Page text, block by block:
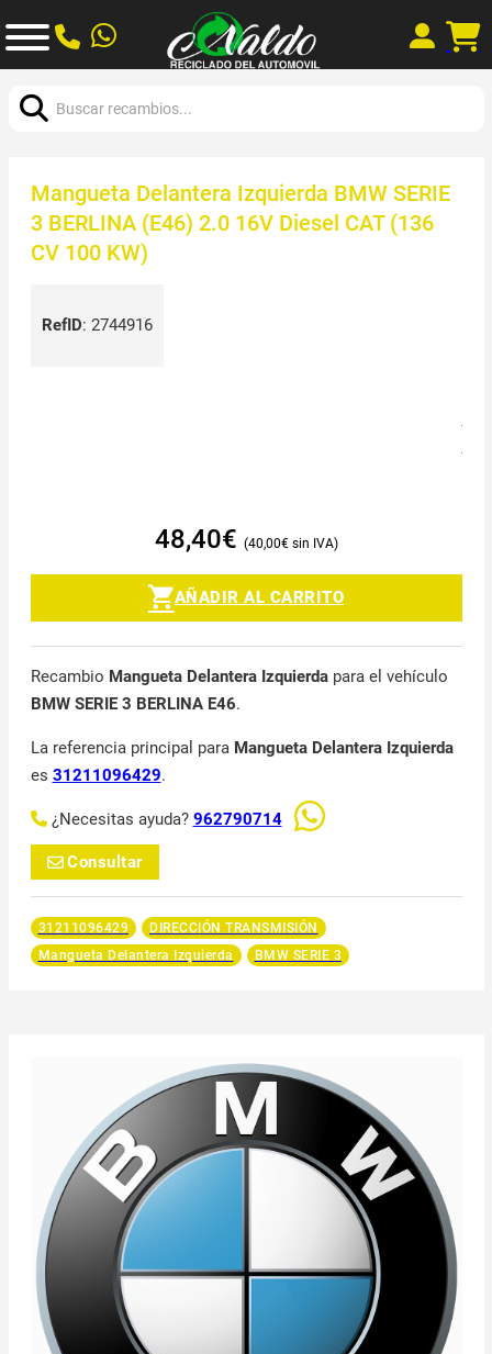
Mangueta Delantera Izquierda BMW SERIE
3 BERLINA (E46) 2.0 16V Diesel CAT (136
CV 100 KW)
RefID: 2744916
48,40€ 40,00€
AÑADIR AL CARRITO
Recambio Mangueta Delantera Izquierdapara el vehículo
BMW SERIE 3 BERLINA E46.
La referencia principal para Mangueta Delantera Izquierda
es 31211096429.
¿Necesitas ayuda? 962790714
Consultar
31211096429
DIRECCIÓN TRANSMISIÓN
Mangueta Delantera Izquierda
BMW SERIE 3